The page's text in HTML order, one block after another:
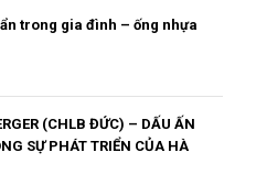
trong gia đình – ống nhựa
(CHLB ĐỨC) – DẤU ẤN
SỰ PHÁT TRIỂN CỦA HÀ